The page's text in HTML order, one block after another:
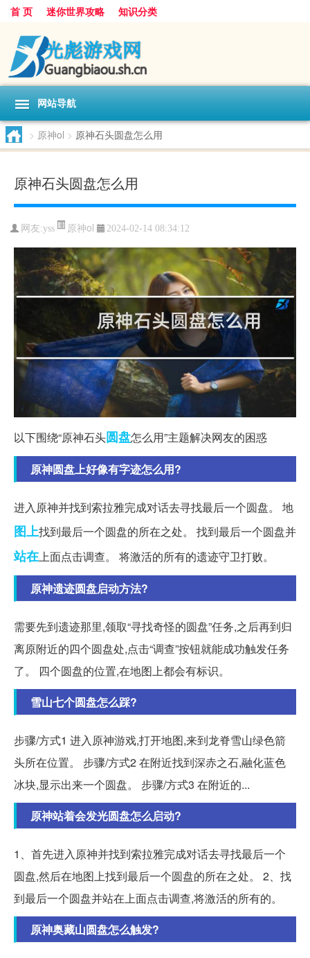
首 页 迷你世界攻略 知识分类
网站导航
> 原神ol > 原神石头圆盘怎么用
原神石头圆盘怎么用
网友:yss 原神ol 2024-02-14 08:34:12
以下围绕“原神石头圆盘怎么用”主题解决网友的困惑
原神圆盘上好像有字迹怎么用?
进入原神并找到索拉雅完成对话去寻找最后一个圆盘。 地
图上找到最后一个圆盘的所在之处。 找到最后一个圆盘并
站在上面点击调查。 将激活的所有的遗迹守卫打败。
原神遗迹圆盘启动方法?
需要先到遗迹那里,领取“寻找奇怪的圆盘”任务,之后再到归
离原附近的四个圆盘处,点击“调查”按钮就能成功触发任务
了。 四个圆盘的位置,在地图上都会有标识。
雪山七个圆盘怎么踩?
步骤/方式1 进入原神游戏,打开地图,来到龙脊雪山绿色箭
头所在位置。 步骤/方式2 在附近找到深赤之石,融化蓝色
冰块,显示出来一个圆盘。 步骤/方式3 在附近的...
原神站着会发光圆盘怎么启动?
1、首先进入原神并找到索拉雅完成对话去寻找最后一个
圆盘,然后在地图上找到最后一个圆盘的所在之处。 2、找
到最后一个圆盘并站在上面点击调查,将激活的所有的。
原神奥藏山圆盘怎么触发?